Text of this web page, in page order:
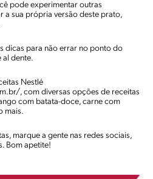
pode experimentar outras
a sua própria versão deste prato,
dicas para não errar no ponto do
al dente.
Nestlé
, com diversas opções de receitas
com batata-doce, carne com
mais.
marque a gente nas redes sociais,
Bom apetite!